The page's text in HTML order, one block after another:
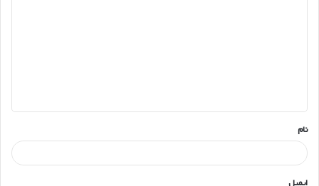
*
نام
ایمیل